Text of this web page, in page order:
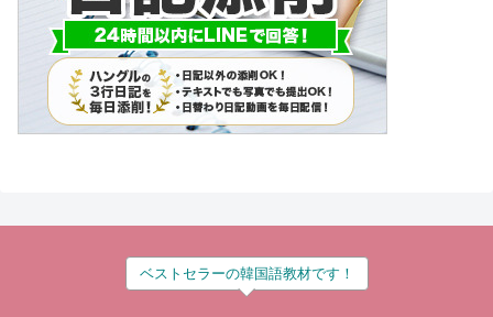
ベストセラーの韓国語教材です！